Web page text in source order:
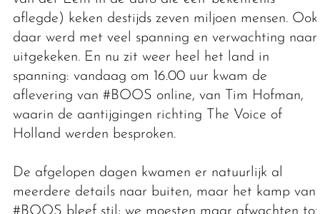
aflegde) keken destijds zeven miljoen mensen. Ook
daar werd met veel spanning en verwachting naar
uitgekeken. En nu zit weer heel het land in
spanning: vandaag om 16.00 uur kwam de
aflevering van #BOOS online, van Tim Hofman,
waarin de aantijgingen richting The Voice of
Holland werden besproken.
De afgelopen dagen kwamen er natuurlijk al
meerdere details naar buiten, maar het kamp van
#BOOS bleef stil; we moesten maar afwachten tot